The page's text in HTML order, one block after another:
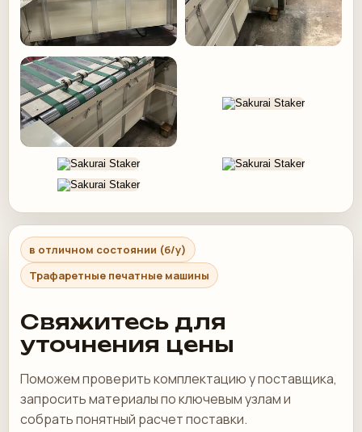
в отличном состоянии (б/у)
Трафаретные печатные машины
Свяжитесь для
уточнения цены
Поможем проверить комплектацию у поставщика,
запросить материалы по ключевым узлам и
собрать понятный расчет поставки.